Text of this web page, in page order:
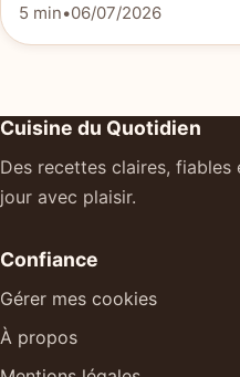
5 min•06/07/2026
Cuisine du Quotidien
Des recettes claires,
jour avec plaisir.
Confiance
Gérer mes cookies
À propos